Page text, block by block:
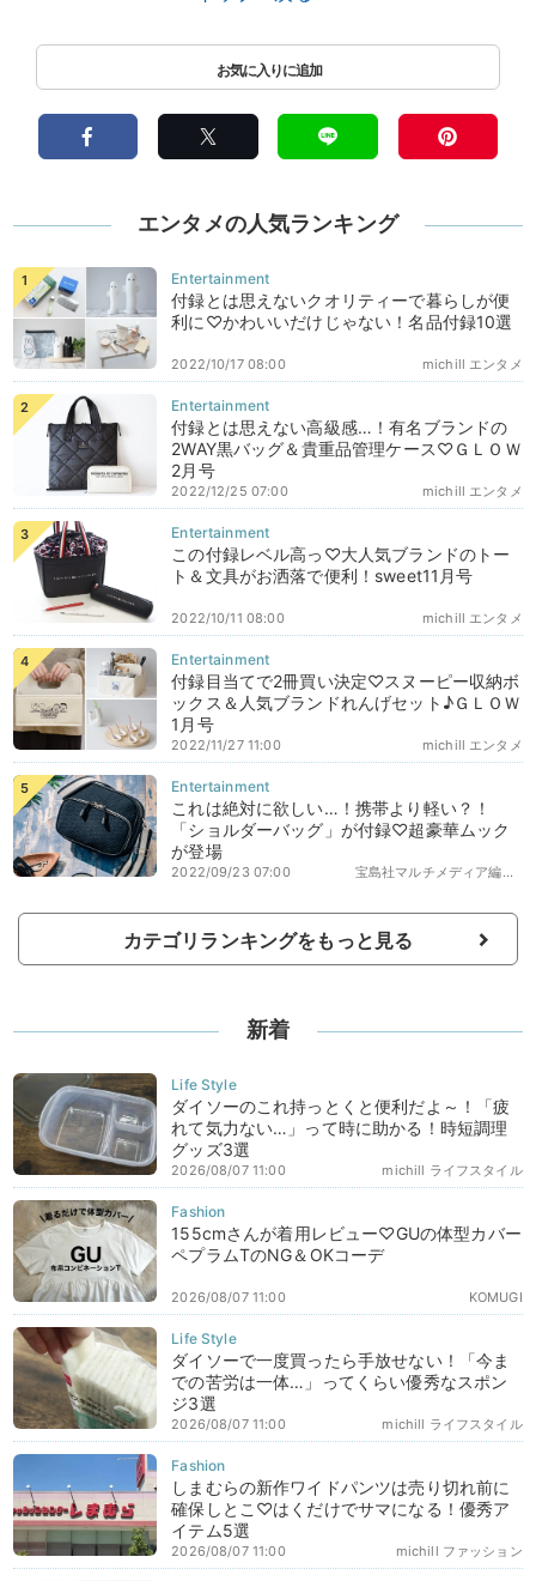
エンタメの人気ランキング
付録とは思えないクオリティーで暮らしが便
利に♡かわいいだけじゃない！名品付録10選
michill エンタメ
2022/10/17 08:00
付録とは思えない高級感…！有名ブランドの
2WAY黒バッグ＆貴重品管理ケース♡ＧＬＯＷ
2月号
michill エンタメ
2022/12/25 07:00
この付録レベル高っ♡大人気ブランドのトー
ト＆文具がお洒落で便利！sweet11月号
michill エンタメ
2022/10/11 08:00
付録目当てで2冊買い決定♡スヌーピー収納ボ
ックス＆人気ブランドれんげセット♪ＧＬＯＷ
1月号
michill エンタメ
2022/11/27 11:00
これは絶対に欲しい…！携帯より軽い？！
「ショルダーバッグ」が付録♡超豪華ムック
が登場
宝島社マルチメディア編集部エディターズ
2022/09/23 07:00
カテゴリランキングをもっと見る
新着
ダイソーのこれ持っとくと便利だよ～！「疲
れて気力ない…」って時に助かる！時短調理
グッズ3選
michill ライフスタイル
2026/08/07 11:00
155cmさんが着用レビュー♡GUの体型カバー
ペプラムTのNG＆OKコーデ
KOMUGI
2026/08/07 11:00
ダイソーで一度買ったら手放せない！「今ま
での苦労は一体…」ってくらい優秀なスポン
ジ3選
michill ライフスタイル
2026/08/07 11:00
しまむらの新作ワイドパンツは売り切れ前に
確保しとこ♡はくだけでサマになる！優秀ア
イテム5選
michill ファッション
2026/08/07 11:00